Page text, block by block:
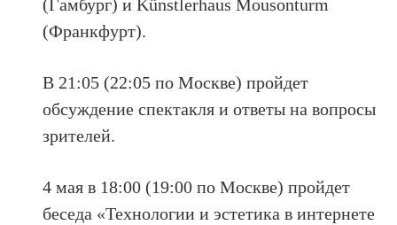
(Гамбург) и Künstlerhaus Mousonturm
(Франкфурт).
В 21:05 (22:05 по Москве) пройдет
обсуждение спектакля и ответы на вопросы
зрителей.
4 мая в 18:00 (19:00 по Москве) пройдет
беседа «Технологии и эстетика в интернете